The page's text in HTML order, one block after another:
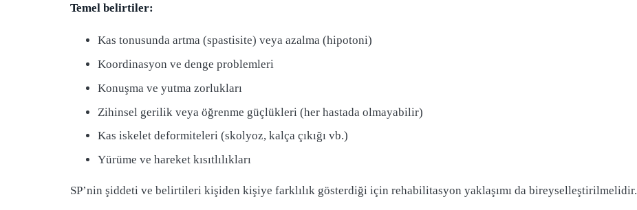
Temel belirtiler:
Kas tonusunda artma (spastisite) veya azalma (hipotoni)
Koordinasyon ve denge problemleri
Konuşma ve yutma zorlukları
Zihinsel gerilik veya öğrenme güçlükleri (her hastada olmayabilir)
Kas iskelet deformiteleri (skolyoz, kalça çıkığı vb.)
Yürüme ve hareket kısıtlılıkları
SP’nin şiddeti ve belirtileri kişiden kişiye farklılık gösterdiği için rehabilitasyon yaklaşımı da bireyselleştirilmelidir.